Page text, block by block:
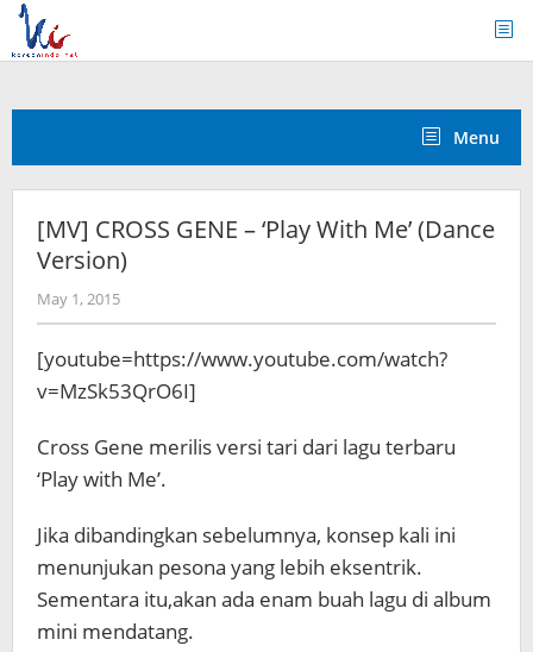
Skip
content
Menu
[MV] CROSS GENE – ‘Play With Me’ (Dance
Version)
May 1, 2015by
Koreanindo
[youtube=https://www.youtube.com/watch?
v=MzSk53QrO6I]
Cross Gene merilis versi tari dari lagu terbaru
‘Play with Me’.
Jika dibandingkan sebelumnya, konsep kali ini
menunjukan pesona yang lebih eksentrik.
Sementara itu,akan ada enam buah lagu di album
mini mendatang.